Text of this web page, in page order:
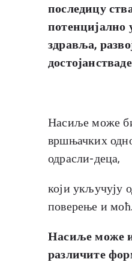
последицу
потенцијално
здравља,
Насиље може
вршњачких
одрасли-деца,
који укључују
поверење и моћ.
Насиље може
различите